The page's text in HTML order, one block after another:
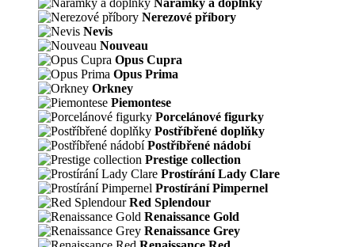
Náramky a doplňky
Nerezové příbory
Nevis
Nouveau
Opus Cupra
Opus Prima
Orkney
Piemontese
Porcelánové figurky
Postříbřené doplňky
Postříbřené nádobí
Prestige collection
Prostírání Lady Clare
Prostírání Pimpernel
Red Splendour
Renaissance Gold
Renaissance Grey